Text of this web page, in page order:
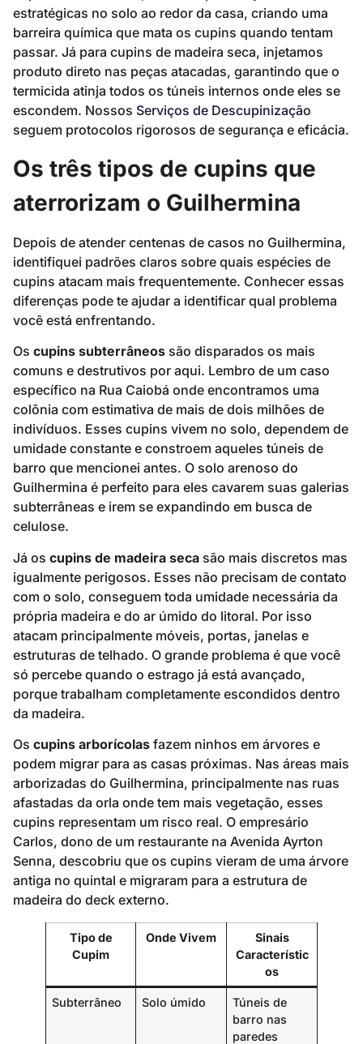
estratégicas no solo ao redor da casa, criando uma
barreira química que mata os cupins quando tentam
passar. Já para cupins de madeira seca, injetamos
produto direto nas peças atacadas, garantindo que o
termicida atinja todos os túneis internos onde eles se
escondem. Nossos Serviços de Descupinização
seguem protocolos rigorosos de segurança e eficácia.
Os três tipos de cupins que
aterrorizam o Guilhermina
Depois de atender centenas de casos no Guilhermina,
identifiquei padrões claros sobre quais espécies de
cupins atacam mais frequentemente. Conhecer essas
diferenças pode te ajudar a identificar qual problema
você está enfrentando.
Os cupins subterrâneos são disparados os mais
comuns e destrutivos por aqui. Lembro de um caso
específico na Rua Caiobá onde encontramos uma
colônia com estimativa de mais de dois milhões de
indivíduos. Esses cupins vivem no solo, dependem de
umidade constante e constroem aqueles túneis de
barro que mencionei antes. O solo arenoso do
Guilhermina é perfeito para eles cavarem suas galerias
subterrâneas e irem se expandindo em busca de
celulose.
Já os cupins de madeira seca são mais discretos mas
igualmente perigosos. Esses não precisam de contato
com o solo, conseguem toda umidade necessária da
própria madeira e do ar úmido do litoral. Por isso
atacam principalmente móveis, portas, janelas e
estruturas de telhado. O grande problema é que você
só percebe quando o estrago já está avançado,
porque trabalham completamente escondidos dentro
da madeira.
Os cupins arborícolas fazem ninhos em árvores e
podem migrar para as casas próximas. Nas áreas mais
arborizadas do Guilhermina, principalmente nas ruas
afastadas da orla onde tem mais vegetação, esses
cupins representam um risco real. O empresário
Carlos, dono de um restaurante na Avenida Ayrton
Senna, descobriu que os cupins vieram de uma árvore
antiga no quintal e migraram para a estrutura de
madeira do deck externo.
Tipo de
Cupim
Onde Vivem
Sinais
Característic
os
Subterrâneo Solo úmido
Túneis de
barro nas
paredes